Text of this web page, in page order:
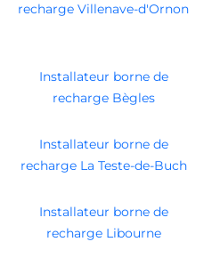
recharge Villenave-d'Ornon
Installateur borne de
recharge Bègles
Installateur borne de
recharge La Teste-de-Buch
Installateur borne de
recharge Libourne